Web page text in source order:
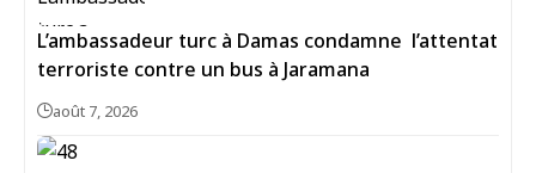
L’ambassadeur turc à Damas condamne l’attentat
terroriste contre un bus à Jaramana
août 7, 2026